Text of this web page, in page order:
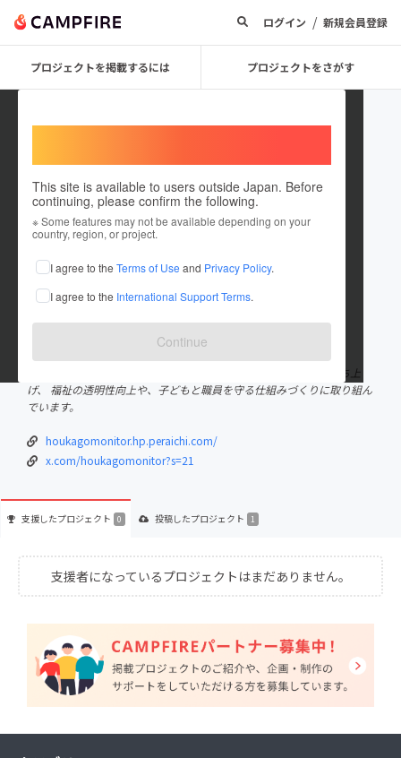
ログイン / 新規会員登録
プロジェクトを掲載するには プロジェクトをさがす
This site is available to users outside Japan. Before
continuing, please confirm the following.
※ Some features may not be available depending on your
country, region, or project.
I agree to the Terms of Use and Privacy Policy.
I agree to the International Support Terms.
Continue
一般社団法人全国放課後等デイサ
ービス監視機構
プロジェクトオーナー
これまでに1件のプロジェクトを投稿しています
在住国：日本 現在地：千葉県
出身地：東京都
現在は「全国放課後等デイサービス監視機構（J-FORCE）」を立ち上
げ、 福祉の透明性向上や、子どもと職員を守る仕組みづくりに取り組ん
でいます。
houkagomonitor.hp.peraichi.com/
x.com/houkagomonitor?s=21
支援したプロジェクト 0 投稿したプロジェクト 1
支援者になっているプロジェクトはまだありません。